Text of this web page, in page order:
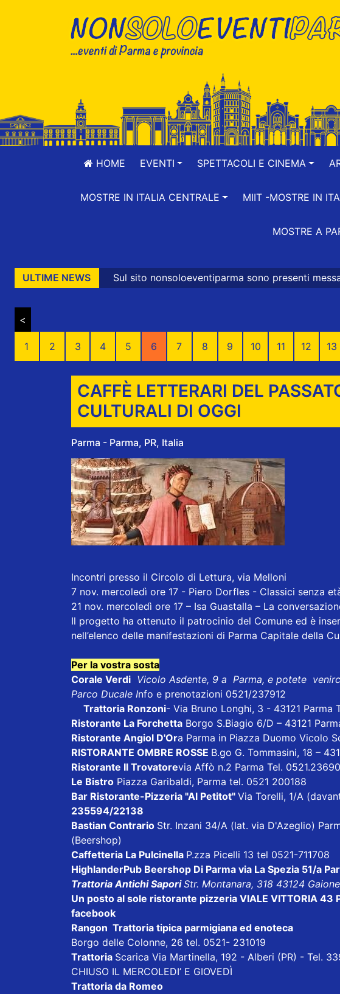
HOME EVENTI SPETTACOLI E CINEMA
MOSTRE IN ITALIA CENTRALE MIIT -MOSTRE IN
MOSTRE A
ULTIME NEWS
Sul sito nonsoloeventiparma sono presenti messaggi promozionali
<
1 2 3 4 5 6 7 8 9 10 11 12 13
CAFFÈ LETTERARI DEL
CULTURALI DI OGGI
Parma - Parma, PR, Italia
Incontri presso il Circolo di Lettura, via Melloni
7 nov. mercoledì ore 17 - Piero Dorfles - Classici senza
21 nov. mercoledì ore 17 – Isa Guastalla – La
Il progetto ha ottenuto il patrocinio del Comune ed è
nell’elenco delle manifestazioni di Parma Capitale della
Per la vostra sosta
Corale Verdi Vicolo Asdente, 9 a Parma, e potete
Parco Ducale Info e prenotazioni 0521/237912
Trattoria Ronzoni- Via Bruno Longhi, 3 - 43121 Parma
Ristorante La Forchetta Borgo S.Biagio 6/D – 43121
Ristorante Angiol D'Ora Parma in Piazza Duomo Vicolo
RISTORANTE OMBRE ROSSE B.go G. Tommasini, 18 –
Ristorante Il Trovatorevia Affò n.2 Parma Tel.
Le Bistro Piazza Garibaldi, Parma tel. 0521 200188
Bar Ristorante-Pizzeria "Al Petitot" Via Torelli, 1/A
235594/22138
Bastian Contrario Str. Inzani 34/A (lat. via D'Azeglio)
(Beershop)
Caffetteria La Pulcinella P.zza Picelli 13 tel 0521-711708
HighlanderPub Beershop Di Parma via La Spezia 51/a
Trattoria Antichi SaporiStr. Montanara, 318 43124
Un posto al sole ristorante pizzeria VIALE VITTORIA 43
facebook
Rangon Trattoria tipica parmigiana ed enoteca
Borgo delle Colonne, 26 tel. 0521- 231019
Trattoria Scarica Via Martinella, 192 - Alberi (PR) - Tel.
CHIUSO IL MERCOLEDI’ E GIOVEDÌ
Trattoria da Romeo